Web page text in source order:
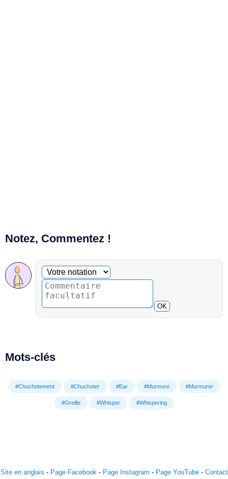
Notez, Commentez !
Commentaire facultatif
Votre notation
OK
Mots-clés
#Chuchotement #Chuchoter #Ear #Murmure #Murmurer
#Oreille #Whisper #Whispering
Site en anglais - Page Facebook - Page Instagram - Page YouTube- Contact